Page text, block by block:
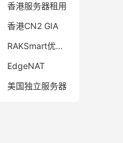
香港服务器租用
香港CN2 GIA
RAKSmart优惠码
EdgeNAT
美国独立服务器